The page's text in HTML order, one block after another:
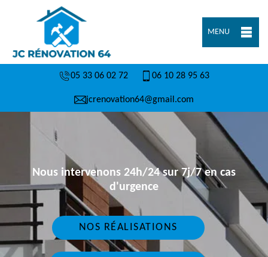
MENU
05 33 06 02 72 06 10 28 95 63
jcrenovation64@gmail.com
Nous intervenons 24h/24 sur 7j/7 en cas
d'urgence
NOS RÉALISATIONS